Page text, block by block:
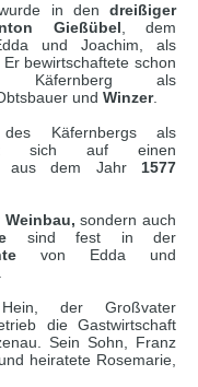
in dendreißiger
Gießübel , dem
und Joachim, als
bewirtschaftete schon
Käfernberg als
und Winzer.
des Käfernbergs als
sich auf einen
aus dem Jahr 1577
Weinbau,sondern auch
sind fest in der
von Edda und
der Großvater
die Gastwirtschaft
Sein Sohn, Franz
heiratete Rosemarie,